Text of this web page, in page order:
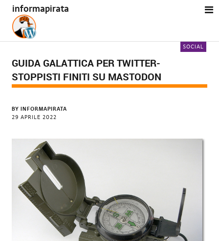
informapirata
SOCIAL
GUIDA GALATTICA PER TWITTER-
STOPPISTI FINITI SU MASTODON
BY INFORMAPIRATA
29 APRILE 2022